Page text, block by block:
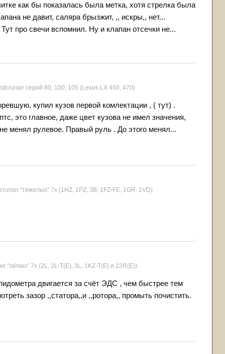
как бы показалась была метка, хотя стрелка была
не давит, саляра брызжит, ,, искры,, нет...
про свечи вспомнил. Ну и клапан отсечки не...
серий 80, 100, 105 (Lexus LX 450, 470)
купил кузов первой комлектации , ( тут) .
это главное, даже цвет кузова не имел значения,
менял рулевое. Правый руль . До этого менял...
"тяжелых" 7x (1HZ, 1PZ, 3B, 1FZ-FE, 1GR, 1VD)
"лёгких" 7x (2L, 2L-T(Е), 3L, 1KZ-T(E) и 22R(Е))
двигается за счёт ЭДС , чем быстрее тем
зазор ,,статора,,и ,,ротора,, промыть почистить.